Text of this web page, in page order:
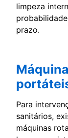
limpeza
prazo.
Para
sanitários,
máquinas